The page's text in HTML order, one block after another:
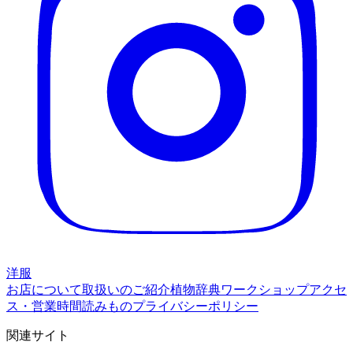
洋服
お店について取扱いのご紹介植物辞典ワークショップアクセ
ス・営業時間読みものプライバシーポリシー
関連サイト